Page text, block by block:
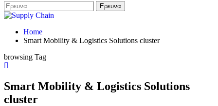
Home
Smart Mobility & Logistics Solutions cluster
browsing Tag
Smart Mobility & Logistics Solutions
cluster